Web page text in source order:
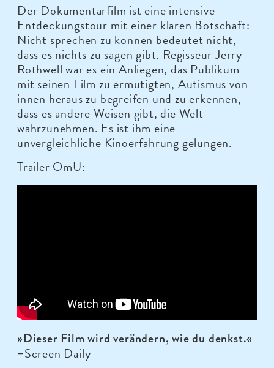
Der Dokumentarfilm ist eine intensive
Entdeckungstour mit einer klaren Botschaft:
Nicht sprechen zu können bedeutet nicht,
dass es nichts zu sagen gibt. Regisseur Jerry
Rothwell war es ein Anliegen, das Publikum
mit seinen Film zu ermutigten, Autismus von
innen heraus zu begreifen und zu erkennen,
dass es andere Weisen gibt, die Welt
wahrzunehmen. Es ist ihm eine
unvergleichliche Kinoerfahrung gelungen.
Trailer OmU:
»Dieser Film wird verändern, wie du denkst.«
–Screen Daily